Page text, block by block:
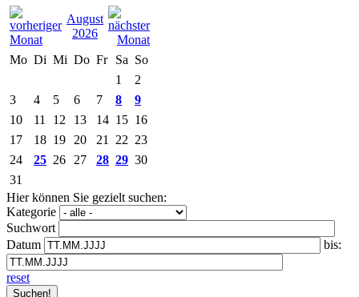
August
2026
Mo Di Mi Do Fr Sa So
1
2
3
4 5 6 7 8
9
10
11 12 13 14 15 16
17
18 19 20 21 22 23
24
25 26 27 28 29 30
31
Hier können Sie gezielt suchen:
Kategorie
Suchwort
Datum
bis:
reset